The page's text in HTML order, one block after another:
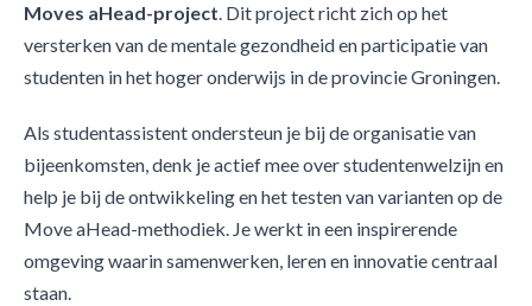
Moves aHead-project. Dit project richt zich op het
versterken van de mentale gezondheid en participatie van
studenten in het hoger onderwijs in de provincie Groningen.
Als studentassistent ondersteun je bij de organisatie van
bijeenkomsten, denk je actief mee over studentenwelzijn en
help je bij de ontwikkeling en het testen van varianten op de
Move aHead-methodiek. Je werkt in een inspirerende
omgeving waarin samenwerken, leren en innovatie centraal
staan.